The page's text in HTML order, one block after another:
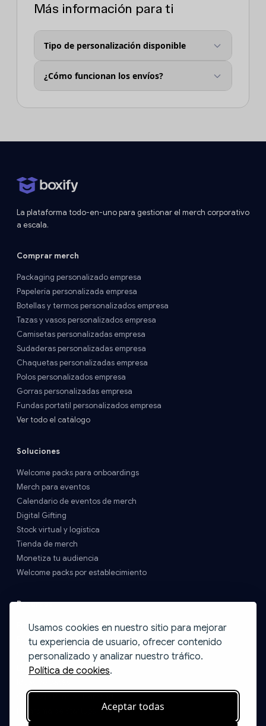
Usamos cookies en nuestro sitio para mejorar
tu experiencia de usuario, ofrecer contenido
personalizado y analizar nuestro tráfico.
Política de cookies.
Aceptar todas
Más información para ti
Tipo de personalización disponible
¿Cómo funcionan los envíos?
La plataforma todo-en-uno para gestionar el merch corporativo
a escala.
Comprar merch
Packaging personalizado empresa
Papelería personalizada empresa
Botellas y termos personalizados empresa
Tazas y vasos personalizados empresa
Camisetas personalizadas empresa
Sudaderas personalizadas empresa
Chaquetas personalizadas empresa
Polos personalizados empresa
Gorras personalizadas empresa
Fundas portatil personalizados empresa
Ver todo el catálogo
Soluciones
Welcome packs para onboardings
Merch para eventos
Calendario de eventos de merch
Digital Gifting
Stock virtual y logística
Tienda de merch
Monetiza tu audiencia
Welcome packs por establecimiento
Recursos
Precios y Envíos
FAQs
Contacto
Blog
Catálogo Print on Demand